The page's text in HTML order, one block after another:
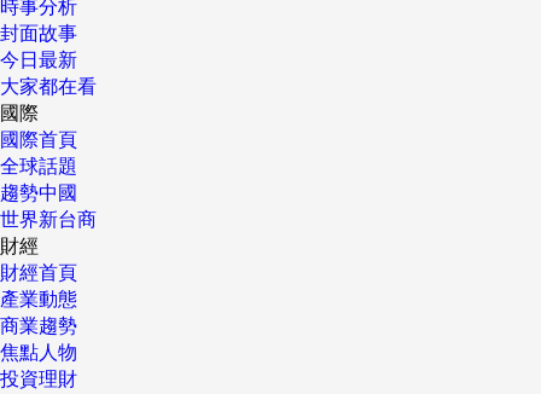
時事分析
封面故事
今日最新
大家都在看
國際
國際首頁
全球話題
趨勢中國
世界新台商
財經
財經首頁
產業動態
商業趨勢
焦點人物
投資理財